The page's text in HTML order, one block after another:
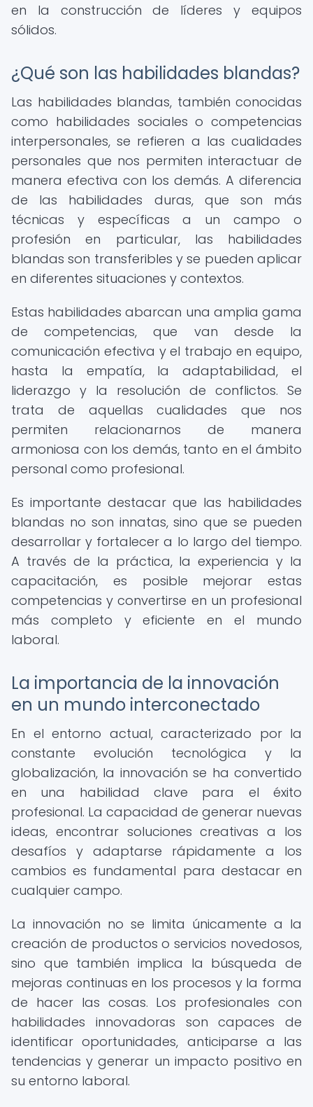
en la construcción de líderes y equipos
sólidos.
¿Qué son las habilidades blandas?
Las habilidades blandas, también conocidas
como habilidades sociales o competencias
interpersonales, se refieren a las cualidades
personales que nos permiten interactuar de
manera efectiva con los demás. A diferencia
de las habilidades duras, que son más
técnicas y específicas a un campo o
profesión en particular, las habilidades
blandas son transferibles y se pueden aplicar
en diferentes situaciones y contextos.
Estas habilidades abarcan una amplia gama
de competencias, que van desde la
comunicación efectiva y el trabajo en equipo,
hasta la empatía, la adaptabilidad, el
liderazgo y la resolución de conflictos. Se
trata de aquellas cualidades que nos
permiten relacionarnos de manera
armoniosa con los demás, tanto en el ámbito
personal como profesional.
Es importante destacar que las habilidades
blandas no son innatas, sino que se pueden
desarrollar y fortalecer a lo largo del tiempo.
A través de la práctica, la experiencia y la
capacitación, es posible mejorar estas
competencias y convertirse en un profesional
más completo y eficiente en el mundo
laboral.
La importancia de la innovación
en un mundo interconectado
En el entorno actual, caracterizado por la
constante evolución tecnológica y la
globalización, la innovación se ha convertido
en una habilidad clave para el éxito
profesional. La capacidad de generar nuevas
ideas, encontrar soluciones creativas a los
desafíos y adaptarse rápidamente a los
cambios es fundamental para destacar en
cualquier campo.
La innovación no se limita únicamente a la
creación de productos o servicios novedosos,
sino que también implica la búsqueda de
mejoras continuas en los procesos y la forma
de hacer las cosas. Los profesionales con
habilidades innovadoras son capaces de
identificar oportunidades, anticiparse a las
tendencias y generar un impacto positivo en
su entorno laboral.